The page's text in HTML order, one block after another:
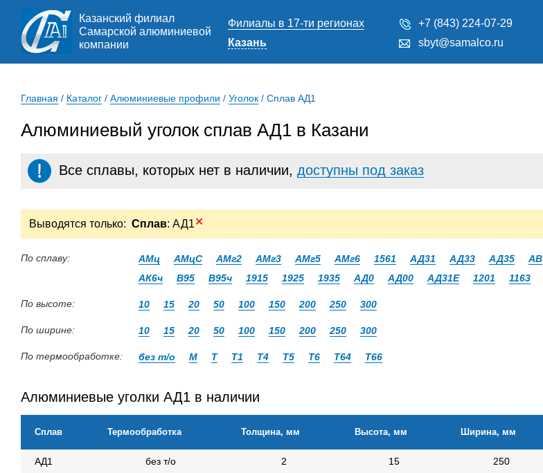
Казанский филиал
Самарской алюминиевой
компании
Филиалы в 17-ти регионах
Казань
+7 (843) 224-07-29
sbyt@samalco.ru
Главная / Каталог / Алюминиевые профили / Уголок / Сплав АД1
Алюминиевый уголок сплав АД1 в Казани
Все сплавы, которых нет в наличии, доступны под заказ
Выводятся только: Сплав: АД1✕
По сплаву: АМц АМцС АМг2 АМг3 АМг5 АМг6 1561 АД31 АД33 АД35 АВ
АК6ч
В95 В95ч 1915 1925 1935 АД0 АД00 АД31Е 1201 1163
По высоте: 10 15 20 50 100 150 200 250 300
По ширине: 10 15 20 50 100 150 200 250 300
По термообработке: без т/о М Т Т1 Т4 Т5 Т6 Т64 Т66
Алюминиевые уголки АД1 в наличии
Сплав Термообработка Толщина, мм Высота, мм Ширина, мм
АД1 без т/о 2 15 250